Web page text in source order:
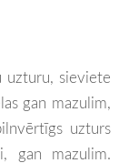
uzturu, sieviete
gan mazulim,
uzturs
gan mazulim.